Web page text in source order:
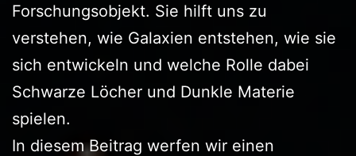
Forschungsobjekt. Sie hilft uns zu
verstehen, wie Galaxien entstehen, wie sie
sich entwickeln und welche Rolle dabei
Schwarze Löcher und Dunkle Materie
spielen.
In diesem Beitrag werfen wir einen